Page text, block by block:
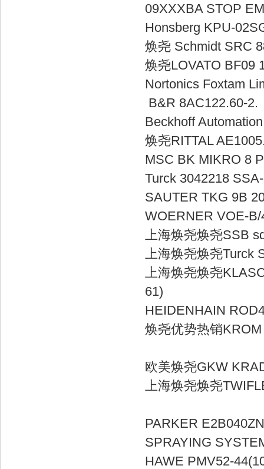
09XXXBA
Honsberg
焕尧
焕尧
Nortonics
B&R
Beckhoff
焕尧
MSC BK
Turck
SAUTER
WOERNER
上海焕尧焕尧
上海焕尧焕尧
上海焕尧焕尧
焕尧优势热销
欧美焕尧
上海焕尧焕尧
PARKER
SPRAYING
HAWE